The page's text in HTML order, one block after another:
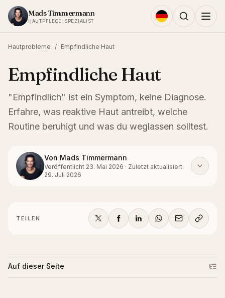
Zum Inhalt springen
Mads Timmermann
HAUTPFLEGE-SPEZIALIST
Hautprobleme / Empfindliche Haut
Empfindliche Haut
"Empfindlich" ist ein Symptom, keine Diagnose.
Erfahre, was reaktive Haut antreibt, welche
Routine beruhigt und was du weglassen solltest.
Von Mads Timmermann
Veröffentlicht 23. Mai 2026 · Zuletzt aktualisiert
29. Juli 2026
TEILEN
Auf dieser Seite